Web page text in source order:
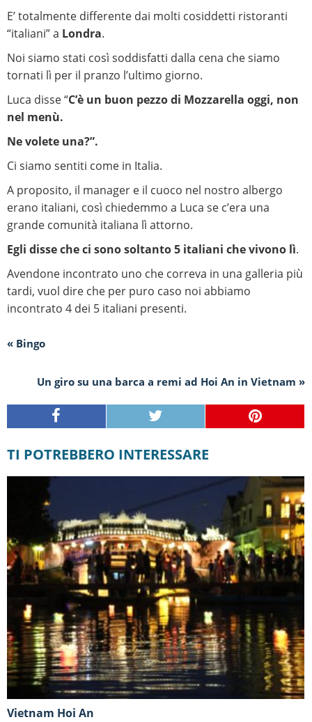
E’ totalmente differente dai molti cosiddetti ristoranti
“italiani” a Londra.
Noi siamo stati così soddisfatti dalla cena che siamo
tornati lì per il pranzo l’ultimo giorno.
Luca disse “C’è un buon pezzo di Mozzarella oggi, non
nel menù.
Ne volete una?”.
Ci siamo sentiti come in Italia.
A proposito, il manager e il cuoco nel nostro albergo
erano italiani, così chiedemmo a Luca se c’era una
grande comunità italiana lì attorno.
Egli disse che ci sono soltanto 5 italiani che vivono lì.
Avendone incontrato uno che correva in una galleria più
tardi, vuol dire che per puro caso noi abbiamo
incontrato 4 dei 5 italiani presenti.
« Bingo
Un giro su una barca a remi ad Hoi An in Vietnam »
TI POTREBBERO INTERESSARE
Vietnam Hoi An